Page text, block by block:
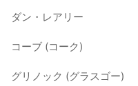
ダン・レアリー
コーブ (コーク)
グリノック (グラスゴー)